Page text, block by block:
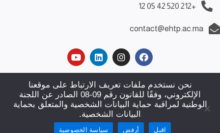
+212 520 42 05 12
contact@ehtp.ac.ma
Demande d’emploi| Demande de stage |Politiques de
confidentialité|Plan du site| Contact
© ECOLE HASSANIA DES TRAVAUX PUBLICS. SITE WEB
نحن نستخدم ملفات تعريف الارتباط على موقعنا
الإلكتروني، وفقًا للقانون رقم 09-08 الصادر عن اللجنة
الوطنية لمراقبة حماية البيانات الشخصية والمتعلق بحماية
البيانات الشخصية.
اقبل أرفض سياسة الخصوصية